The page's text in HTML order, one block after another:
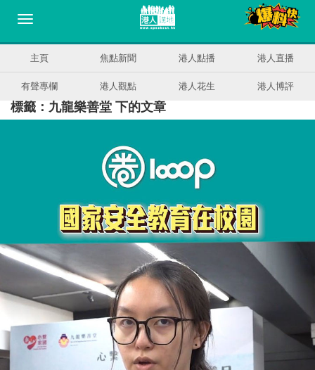
主頁 焦點新聞 港人點播 港人直播
有聲專欄 港人觀點 港人花生 港人博評
標籤：九龍樂善堂 下的文章